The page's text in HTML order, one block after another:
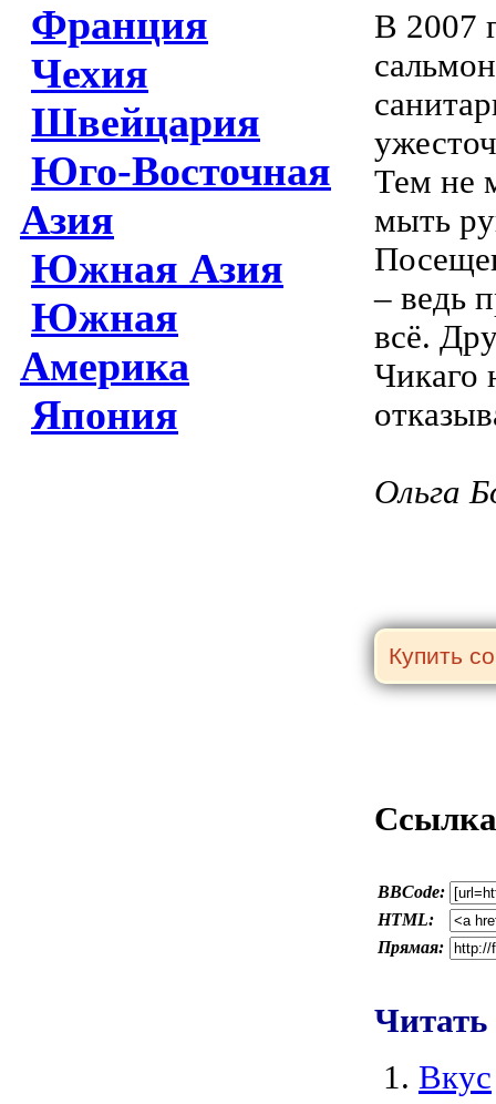
Франция
Чехия
Швейцария
Юго-Восточная
Азия
Южная Азия
Южная
Америка
Япония
В 2007
Тем не
мыть
– ведь
всё.
Чикаго
Ольга
BBCode:
HTML:
Прямая:
Вкус